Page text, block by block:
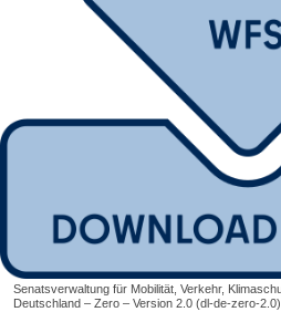
Senatsverwaltung für Mobilität, Verkehr,
Deutschland – Zero – Version 2.0 (dl-de-zero-2.0)